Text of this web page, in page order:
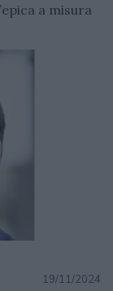
a misura
19/11/2024